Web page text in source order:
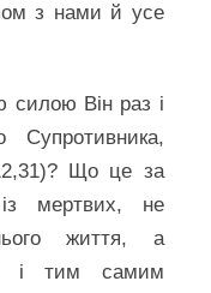
з нами й усе
силою Він раз і
Супротивника,
Що це за
мертвих, не
життя, а
і тим самим